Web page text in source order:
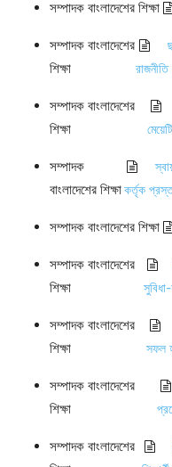
সম্পাদক বাংলাদেশের শিক্ষা
সম্পাদক বাংলাদেশের
শিক্ষা
সম্পাদক বাংলাদেশের
শিক্ষা
মেয়েটি
সম্পাদক
বাংলাদেশের শিক্ষাকর্তৃক
সম্পাদক বাংলাদেশের শিক্ষা
সম্পাদক বাংলাদেশের
শিক্ষা
সম্পাদক বাংলাদেশের
শিক্ষা
সফল
সম্পাদক বাংলাদেশের
শিক্ষা
সম্পাদক বাংলাদেশের